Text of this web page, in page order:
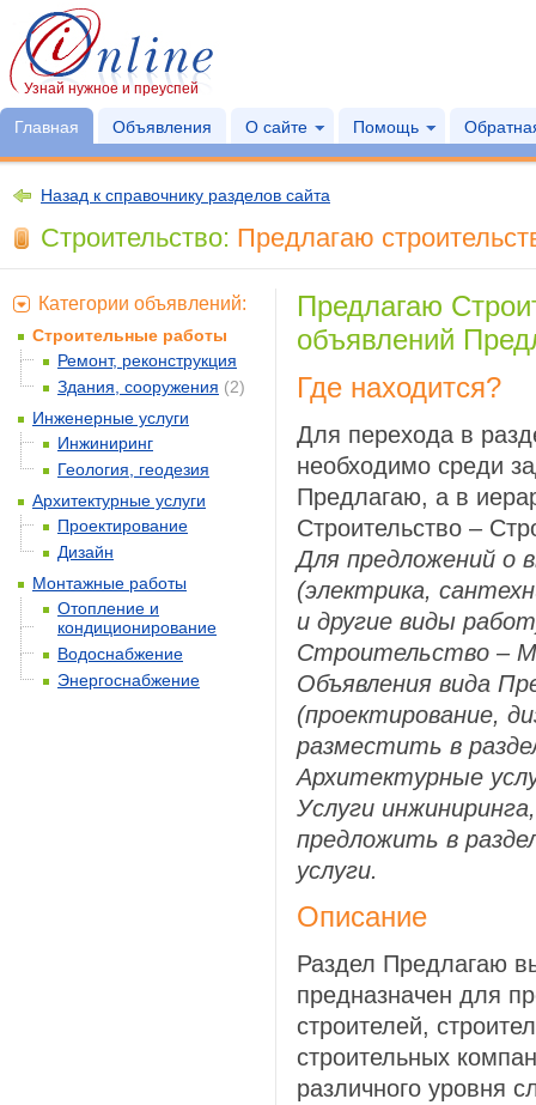
Узнай нужное и преуспей
Главная Объявления О сайте Помощь
Назад к справочнику разделов сайта
Строительство: Предлагаю
Предлагаю
объявлений
Где находится?
Для перехода в
необходимо среди
Предлагаю, а в
Строительство –
Для предложений о
(электрика,
и другие виды
Строительство –
Объявления вида
(проектирование,
разместить в
Архитектурные
Услуги
предложить в
услуги.
Описание
Раздел Предлагаю
предназначен для
строителей,
строительных
различного уровня
Категории объявлений:
Строительные работы
Ремонт, реконструкция
Здания, сооружения (2)
Инженерные услуги
Инжиниринг
Геология, геодезия
Архитектурные услуги
Проектирование
Дизайн
Монтажные работы
Отопление и
кондиционирование
Водоснабжение
Энергоснабжение